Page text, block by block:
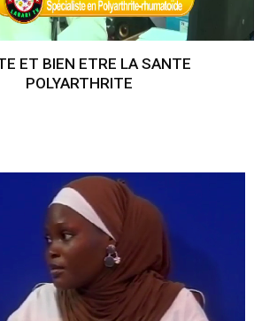
ET BIEN ETRE LA SANTE
POLYARTHRITE